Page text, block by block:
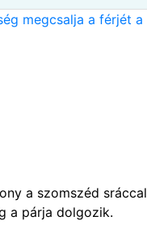
a szomszéd sráccal
a párja dolgozik.